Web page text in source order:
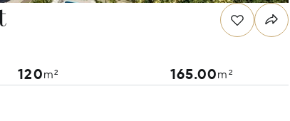
120m² 165.00m²